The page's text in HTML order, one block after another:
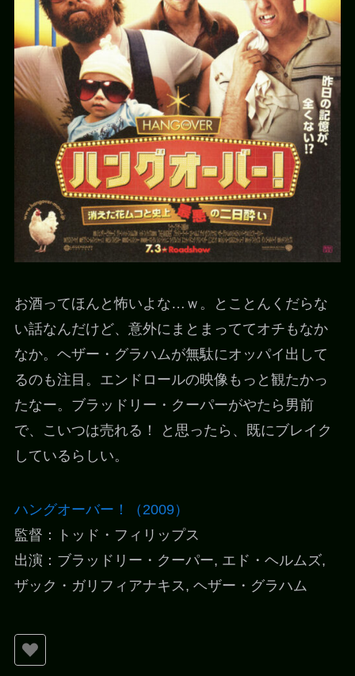
お酒ってほんと怖いよな…ｗ。とことんくだらな
い話なんだけど、意外にまとまっててオチもなか
なか。ヘザー・グラハムが無駄にオッパイ出して
るのも注目。エンドロールの映像もっと観たかっ
たなー。ブラッドリー・クーパーがやたら男前
で、こいつは売れる！ と思ったら、既にブレイク
しているらしい。
ハングオーバー！（2009）
監督：トッド・フィリップス
出演：ブラッドリー・クーパー, エド・ヘルムズ,
ザック・ガリフィアナキス, ヘザー・グラハム